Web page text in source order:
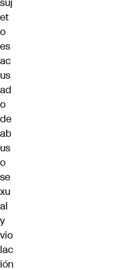
et
o
es
ac
us
ad
o
de
ab
us
o
se
xu
al
y
vio
lac
ión